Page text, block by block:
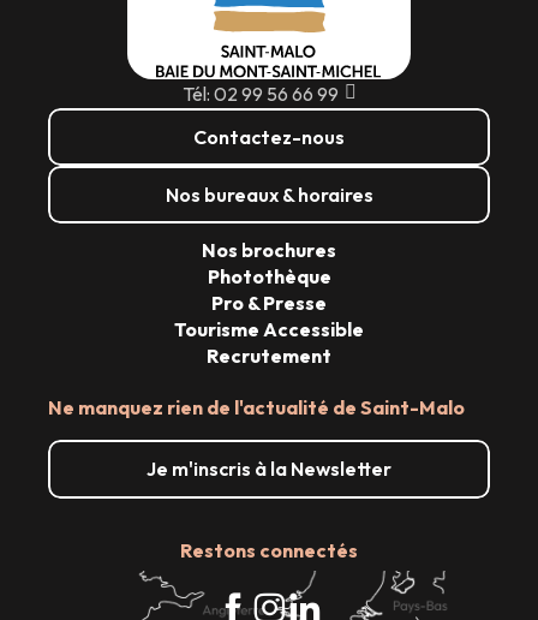
Tél: 02 99 56 66 99
Contactez-nous
Nos bureaux & horaires
Ne manquez rien de l'actualité de Saint-Malo
Je m'inscris à la Newsletter
Restons connectés
Nos brochures
Photothèque
Pro & Presse
Tourisme Accessible
Recrutement